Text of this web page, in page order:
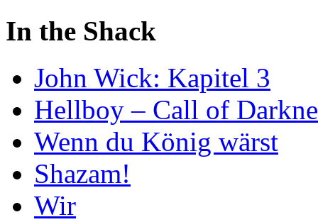
In the Shack
John Wick: Kapitel 3
Hellboy – Call of
Wenn du König wärst
Shazam!
Wir